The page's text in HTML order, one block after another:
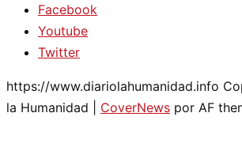
Facebook
Youtube
Twitter
https://www.diariolahumanidad.info
la Humanidad
CoverNews por AF